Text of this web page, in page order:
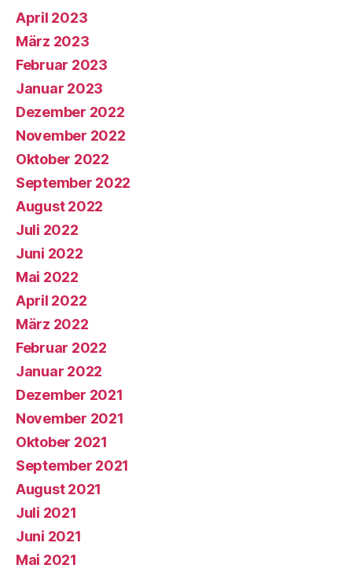
April 2023
März 2023
Februar 2023
Januar 2023
Dezember 2022
November 2022
Oktober 2022
September 2022
August 2022
Juli 2022
Juni 2022
Mai 2022
April 2022
März 2022
Februar 2022
Januar 2022
Dezember 2021
November 2021
Oktober 2021
September 2021
August 2021
Juli 2021
Juni 2021
Mai 2021